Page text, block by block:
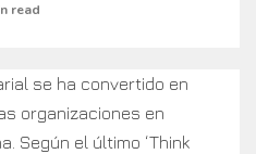
read
se ha convertido en
organizaciones en
Según el último ‘Think